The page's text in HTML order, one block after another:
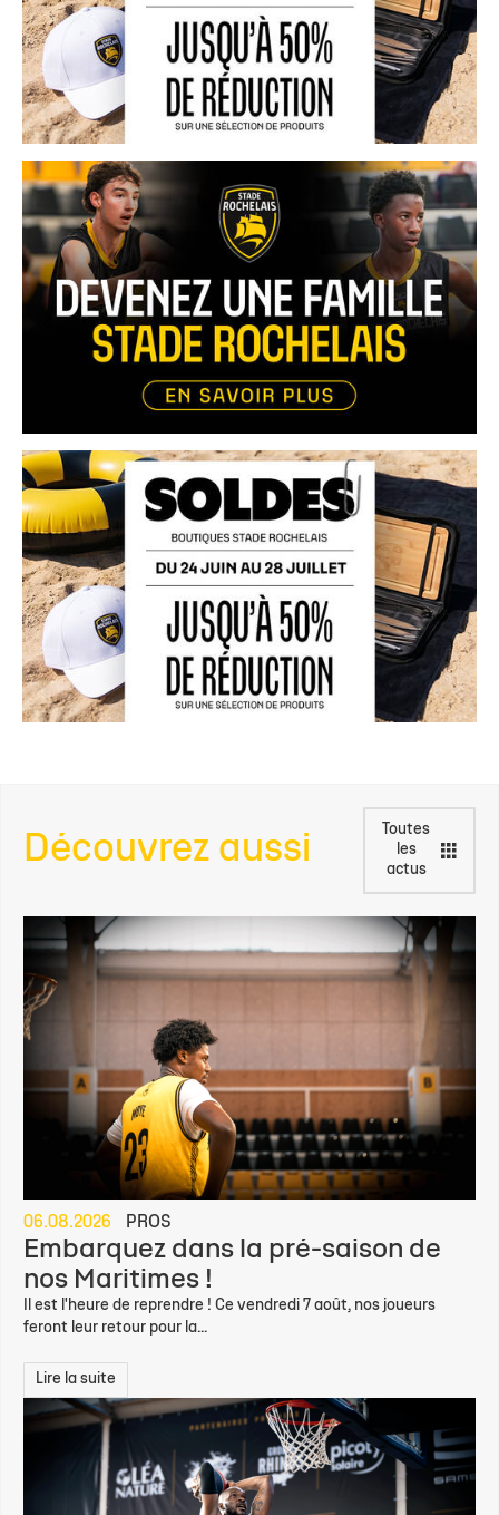
Découvrez aussi
Toutes
les
actus
06.08.2026 PROS
Embarquez dans la pré-saison de
nos Maritimes !
Il est l'heure de reprendre ! Ce vendredi 7 août, nos joueurs
feront leur retour pour la...
Lire la suite